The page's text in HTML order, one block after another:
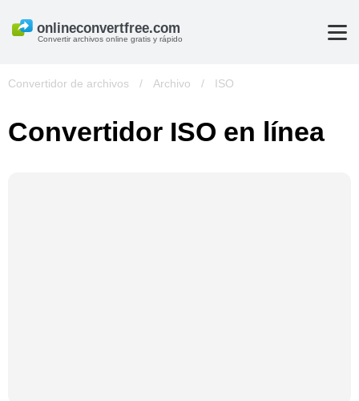
Convertir archivos online gratis y rápido
Convertidor de archivos / Archivo / ISO
Convertidor ISO en línea